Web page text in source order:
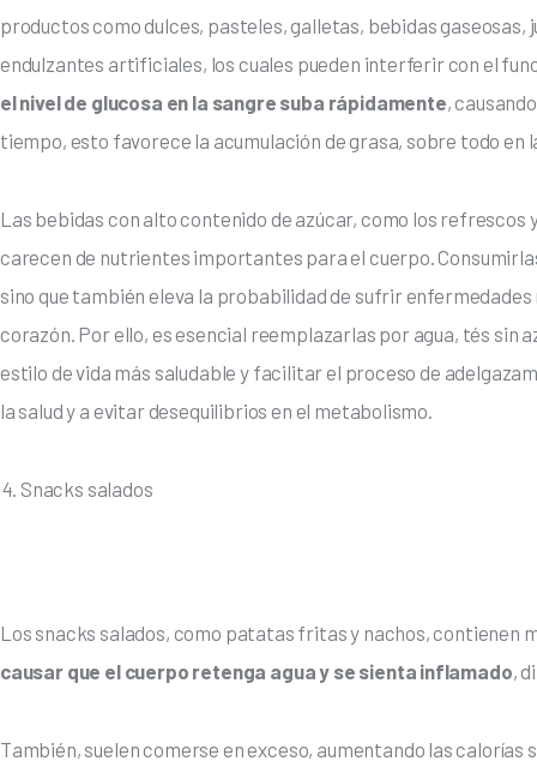
productos como dulces, pasteles, galletas, bebidas
endulzantes artificiales, los cuales pueden interferir con el
el nivel de glucosa en la sangre suba rápidamente,
tiempo, esto favorece la acumulación de grasa, sobre todo en
Las bebidas con alto contenido de azúcar, como los
carecen de nutrientes importantes para el cuerpo.
sino que también eleva la probabilidad de sufrir
corazón. Por ello, es esencial reemplazarlas por agua, tés sin
estilo de vida más saludable y facilitar el proceso de
la salud y a evitar desequilibrios en el metabolismo.
Snacks salados
Los snacks salados, como patatas fritas y nachos, contienen
causar que el cuerpo retenga agua y se sienta inflamado,
También, suelen comerse en exceso, aumentando las